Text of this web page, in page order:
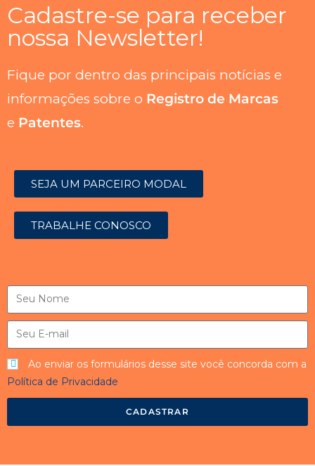
Cadastre-se para receber
nossa Newsletter!
Fique por dentro das principais notícias e
informações sobre o Registro de Marcas
e Patentes.
SEJA UM PARCEIRO MODAL
TRABALHE CONOSCO
Ao enviar os formulários desse site você concorda com a
Política de Privacidade
CADASTRAR